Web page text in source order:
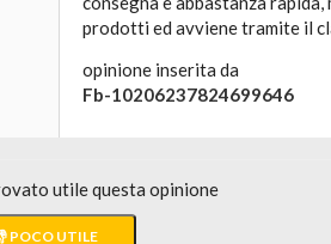
prodotti ed avviene tramite il
opinione inserita da
Fb-10206237824699646
utile questa opinione
POCO UTILE